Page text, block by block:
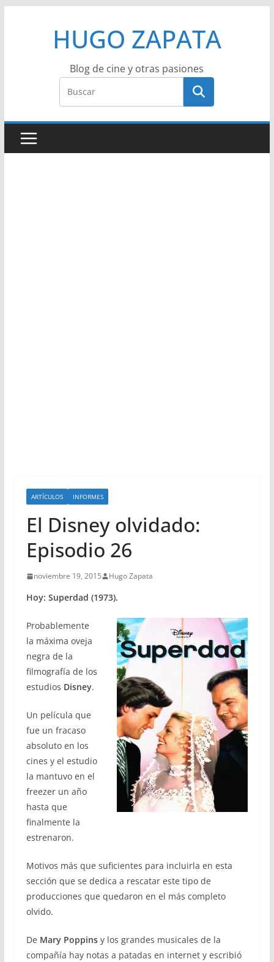
HUGO ZAPATA
Blog de cine y otras pasiones
ARTÍCULOS INFORMES
El Disney olvidado:
Episodio 26
noviembre 19, 2015 Hugo Zapata
Hoy: Superdad (1973).
Probablemente
la máxima oveja
negra de la
filmografía de los
estudios Disney.
Un película que
fue un fracaso
absoluto en los
cines y el estudio
la mantuvo en el
freezer un año
hasta que
finalmente la
estrenaron.
Motivos más que suficientes para incluirla en esta
sección que se dedica a rescatar este tipo de
producciones que quedaron en el más completo
olvido.
De Mary Poppinsy los grandes musicales de la
compañía hay notas a patadas en internet y escribió